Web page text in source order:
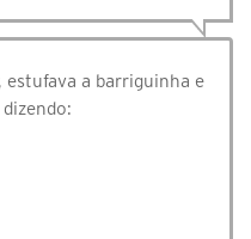
estufava a barriguinha e